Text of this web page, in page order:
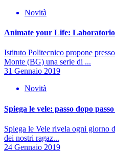
Novità
Animate your Life:
Istituto Politecnico propone
Monte (BG) una serie di ...
31 Gennaio 2019
Novità
Spiega le vele: passo dopo
Spiega le Vele rivela ogni giorno
dei nostri ragaz...
24 Gennaio 2019